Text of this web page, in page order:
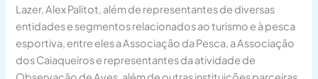
Lazer, Alex Palitot, além de representantes de diversas
entidades e segmentos relacionados ao turismo e à pesca
esportiva, entre eles a Associação da Pesca, a Associação
dos Caiaqueiros e representantes da atividade de